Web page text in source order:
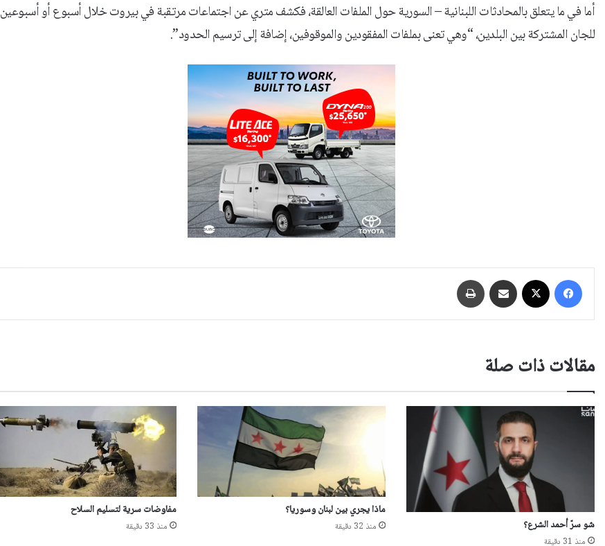
أما في ما يتعلق بالمحادثات اللبنانية – السورية حول الملفات العالقة، فكشف متري عن اجتماعات مرتقبة في بيروت خلال أسبوع أو أسبوعين
للجان المشتركة بين البلدين، “وهي تعنى بملفات المفقودين والموقوفين، إضافة إلى ترسيم الحدود”.
فيسبوك مشاركة عبر البريد
مقالات ذات صلة
شو سرّ أحمد الشرع؟
منذ 31 دقيقة
ماذا يجري بين لبنان وسوريا؟
منذ 32 دقيقة
مفاوضات سرية لتسليم السلاح
منذ 33 دقيقة